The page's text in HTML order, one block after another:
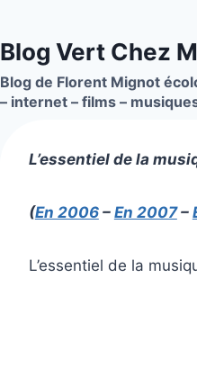
contenu
Blog Vert Chez
Blog de Florent Mignot
– internet – films –
L’essentiel de la
(En 2006– En 2007–
L’essentiel de la